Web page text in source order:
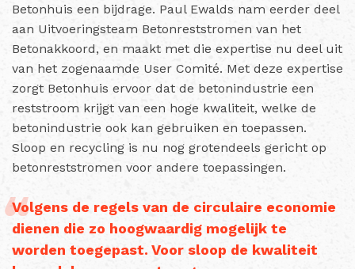
Betonhuis een bijdrage. Paul Ewalds nam eerder deel
aan Uitvoeringsteam Betonreststromen van het
Betonakkoord, en maakt met die expertise nu deel uit
van het zogenaamde User Comité. Met deze expertise
zorgt Betonhuis ervoor dat de betonindustrie een
reststroom krijgt van een hoge kwaliteit, welke de
betonindustrie ook kan gebruiken en toepassen.
Sloop en recycling is nu nog grotendeels gericht op
betonreststromen voor andere toepassingen.
Volgens de regels van de circulaire economie
dienen die zo hoogwaardig mogelijk te
worden toegepast. Voor sloop de kwaliteit